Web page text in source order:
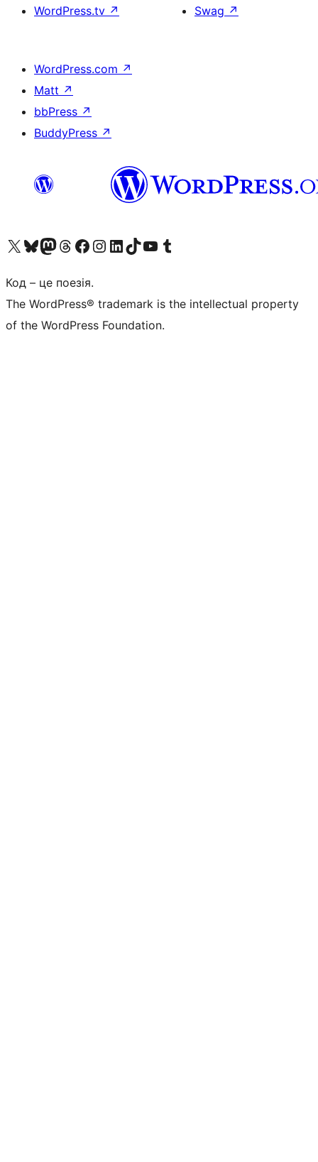
WordPress.tv ↗
Swag ↗
WordPress.com ↗
Matt ↗
bbPress ↗
BuddyPress ↗
Visit our X (formerly Twitter) account
Visit our Bluesky account
Завітайте до нашої стрічки в Mastodon
Visit our Threads account
Завітайте на нашу сторінку в Facebook
Visit our Instagram account
Visit our LinkedIn account
Visit our TikTok account
Visit our YouTube channel
Visit our Tumblr account
Код – це поезія.
The WordPress® trademark is the intellectual property
of the WordPress Foundation.